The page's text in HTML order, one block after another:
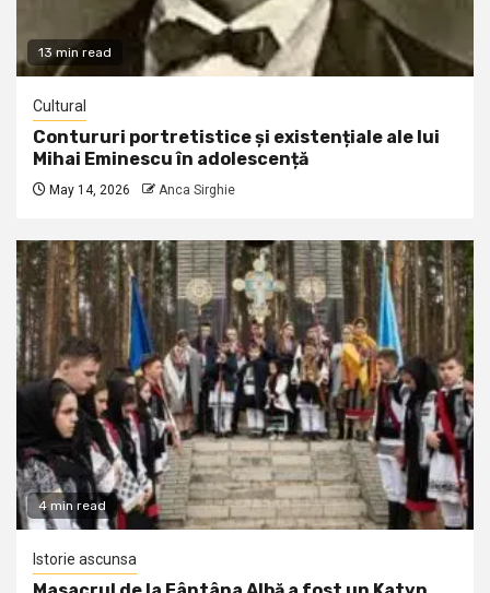
13 min read
Cultural
Contururi portretistice și existențiale ale lui
Mihai Eminescu în adolescență
May 14, 2026 Anca Sirghie
4 min read
Istorie ascunsa